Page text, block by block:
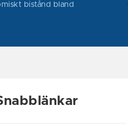
bistånd bland